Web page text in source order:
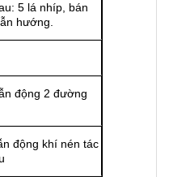
5 lá nhíp, bán
hướng.
động 2 đường
động khí nén tác